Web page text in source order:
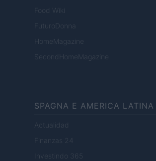
Food Wiki
FuturoDonna
HomeMagazine
SecondHomeMagazine
SPAGNA E AMERICA LATINA
Actualidad
Finanzas 24
Investindo 365